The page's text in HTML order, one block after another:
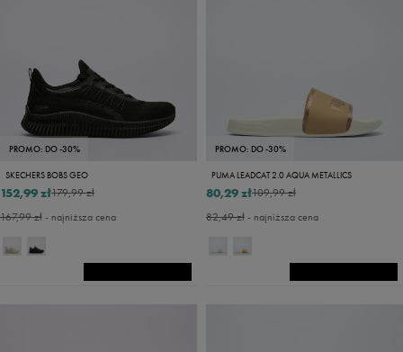
PROMO: DO -30%
SKECHERS BOBS GEO
179,99 zł
152,99 zł
167,99 zł- najniższa cena
PROMO: DO -30%
PUMA LEADCAT 2.0 AQUA METALLICS
109,99 zł
80,29 zł
82,49 zł- najniższa cena